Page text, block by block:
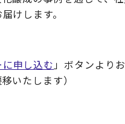
けします。
申し込む 」ボタンより
いたします）